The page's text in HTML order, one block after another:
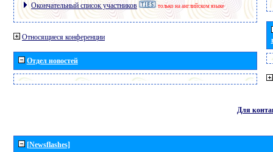
Окончательный список участников только на английском языке
Относящиеся конференции
Отдел новостей
Для
[Newsflashes]